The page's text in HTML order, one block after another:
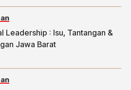
Leadership : Isu, Tantangan &
Jawa Barat